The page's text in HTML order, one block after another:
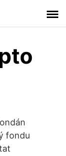
fondu